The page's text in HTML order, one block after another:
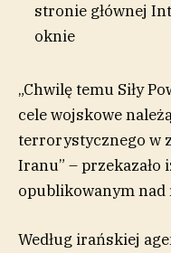
stronie głównej
oknie
„Chwilę temu Siły
cele wojskowe
terrorystycznego w
Iranu” –
opublikowanym
Według irańskiej